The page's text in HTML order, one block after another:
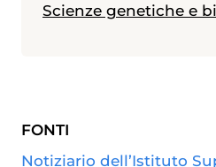
Scienze genetiche e
dall’oncologia alla
occupa anche di
FONTI
Notiziario dell’Istituto